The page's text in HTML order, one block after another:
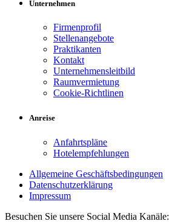
Unternehmen
Firmenprofil
Stellenangebote
Praktikanten
Kontakt
Unternehmensleitbild
Raumvermietung
Cookie-Richtlinen
Anreise
Anfahrtspläne
Hotelempfehlungen
Allgemeine Geschäftsbedingungen
Datenschutzerklärung
Impressum
Besuchen Sie unsere Social Media Kanäle: